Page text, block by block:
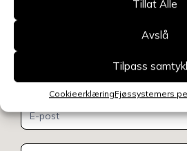
Tillat Alle
Avslå
Tilpass
CookieerklæringFjøssystemers